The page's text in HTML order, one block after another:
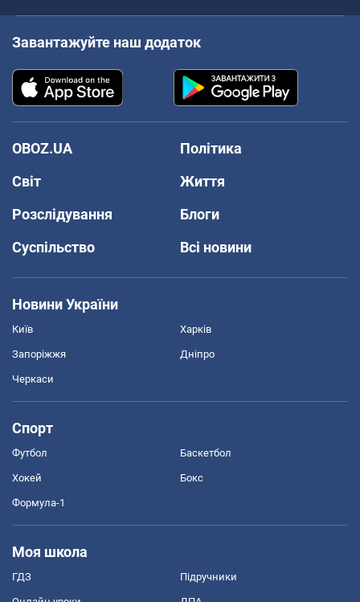
Завантажуйте наш додаток
OBOZ.UA
Політика
Світ
Життя
Розслідування
Блоги
Суспільство
Всі новини
Новини України
Київ Харків
Запоріжжя Дніпро
Черкаси
Спорт
Футбол Баскетбол
Хокей Бокс
Формула-1
Моя школа
ГДЗ Підручники